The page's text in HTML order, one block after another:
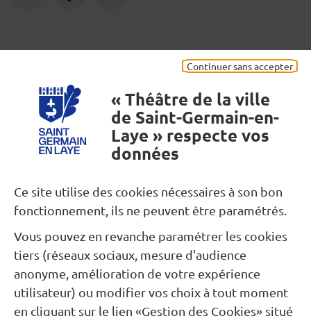
Continuer sans accepter
« Théâtre de la ville
de Saint-Germain-en-
Laye » respecte vos
données
Ce site utilise des cookies nécessaires à son bon
fonctionnement, ils ne peuvent être paramétrés.
Vous pouvez en revanche paramétrer les cookies
tiers (réseaux sociaux, mesure d'audience
anonyme, amélioration de votre expérience
utilisateur) ou modifier vos choix à tout moment
en cliquant sur le lien «Gestion des Cookies» situé
Nous contacter
Restons connectés...
Newsletter FacebookInstagram